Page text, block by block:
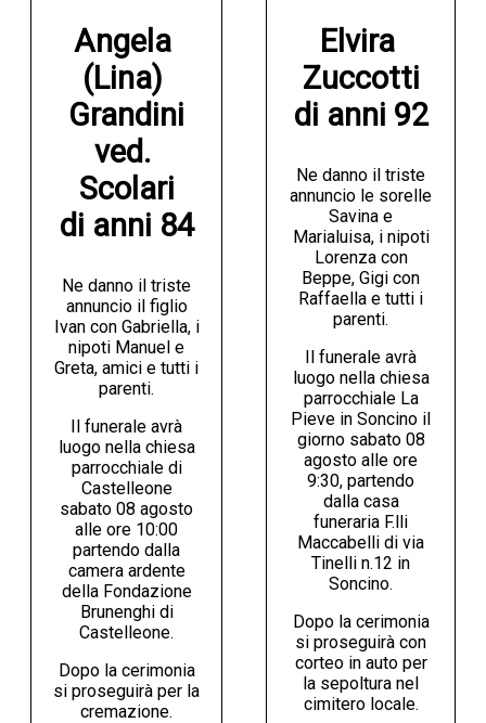
Angela
(Lina)
Grandini
ved.
Scolari
di anni 84
Ne danno il triste
annuncio il figlio
Ivan con Gabriella, i
nipoti Manuel e
Greta, amici e tutti i
parenti.
Il funerale avrà
luogo nella chiesa
parrocchiale di
Castelleone
sabato 08 agosto
alle ore 10:00
partendo dalla
camera ardente
della Fondazione
Brunenghi di
Castelleone.
Dopo la cerimonia
si proseguirà per la
cremazione.
Elvira
Zuccotti
di anni 92
Ne danno il triste
annuncio le sorelle
Savina e
Marialuisa, i nipoti
Lorenza con
Beppe, Gigi con
Raffaella e tutti i
parenti.
Il funerale avrà
luogo nella chiesa
parrocchiale La
Pieve in Soncino il
giorno sabato 08
agosto alle ore
9:30, partendo
dalla casa
funeraria F.lli
Maccabelli di via
Tinelli n.12 in
Soncino.
Dopo la cerimonia
si proseguirà con
corteo in auto per
la sepoltura nel
cimitero locale.